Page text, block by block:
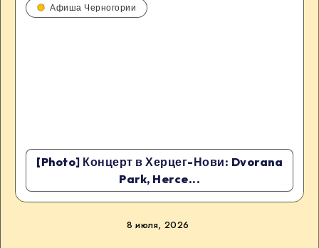
[Photo] Концерт в Херцег-Нови: Dvorana
Park, Herce...
Афиша Черногории
8 июля, 2026